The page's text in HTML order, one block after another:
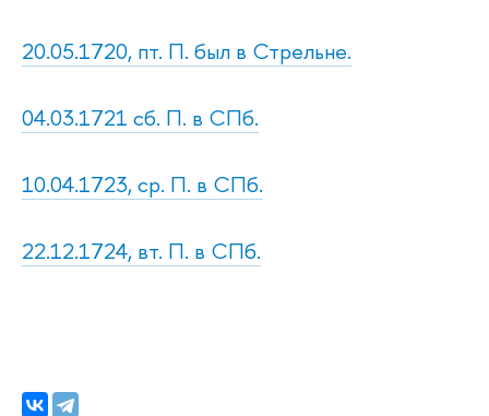
20.05.1720, пт. П. был в Стрельне.
04.03.1721 сб. П. в СПб.
10.04.1723, ср. П. в СПб.
22.12.1724, вт. П. в СПб.